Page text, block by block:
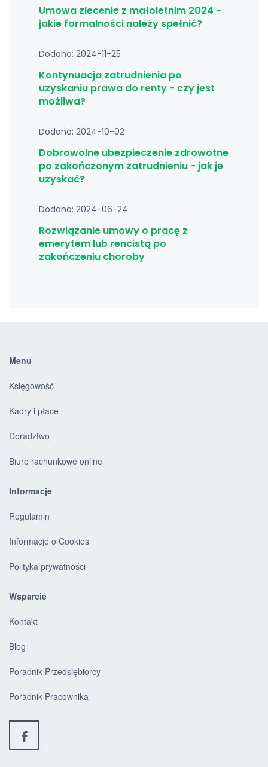
Umowa zlecenie z małoletnim 2024 -
jakie formalności należy spełnić?
Dodano: 2024-11-25
Kontynuacja zatrudnienia po
uzyskaniu prawa do renty - czy jest
możliwa?
Dodano: 2024-10-02
Dobrowolne ubezpieczenie zdrowotne
po zakończonym zatrudnieniu - jak je
uzyskać?
Dodano: 2024-06-24
Rozwiązanie umowy o pracę z
emerytem lub rencistą po
zakończeniu choroby
Menu
Księgowość
Kadry i płace
Doradztwo
Biuro rachunkowe online
Informacje
Regulamin
Informacje o Cookies
Polityka prywatności
Wsparcie
Kontakt
Blog
Poradnik Przedsiębiorcy
Poradnik Pracownika